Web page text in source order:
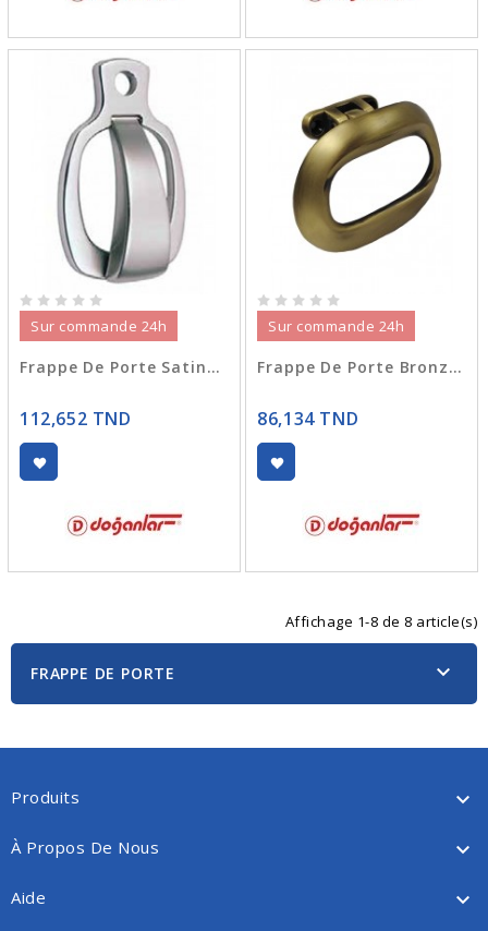
Sur commande 24h
Frappe De Porte Satiné GEON
112,652 TND
Sur commande 24h
Frappe De Porte Bronzé ROZA OVAL
86,134 TND
Affichage 1-8 de 8 article(s)
FRAPPE DE PORTE 
Produits 
À Propos De Nous 
Aide 